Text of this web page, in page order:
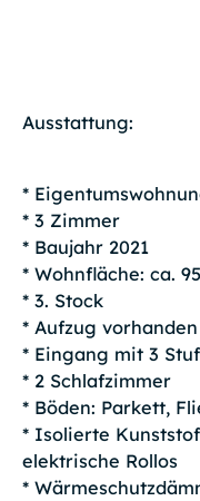
Ausstattung:
*
* 3 Zimmer
* Baujahr 2021
* Wohnfläche: ca.
* 3. Stock
* Aufzug vorhanden
* Eingang mit 3
* 2 Schlafzimmer
* Böden: Parkett,
* Isolierte
elektrische Rollos
*